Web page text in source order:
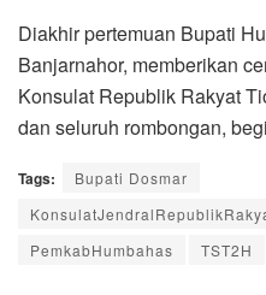
Diakhir pertemuan Bupati
Banjarnahor, memberikan
Konsulat Republik Rakyat
dan seluruh rombongan,
Tags:
Bupati Dosmar
PemkabHumbahas
TST2H